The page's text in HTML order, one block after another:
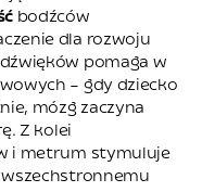
bodźców
dla rozwoju
pomaga w
– gdy dziecko
mózg zaczyna
Z kolei
i metrum stymuluje